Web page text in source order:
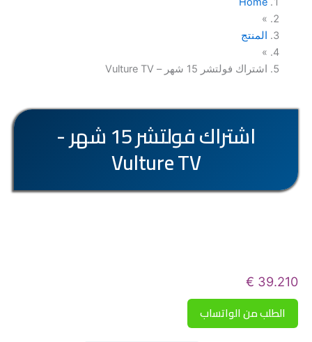
»
المنتج
»
اشتراك فولتشر 15 شهر – Vulture TV
اشتراك فولتشر 15 شهر -
Vulture TV
39.210
€
الطلب من الواتساب